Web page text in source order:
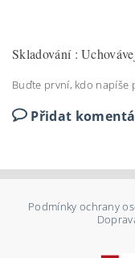
Skladování :
Buďte první, kdo napíše
Přidat
Podmínky ochrany